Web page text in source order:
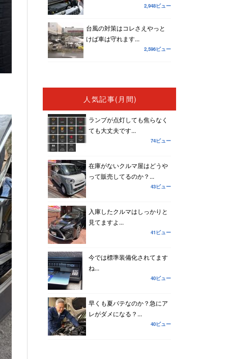
2,948ビュー
台風の対策はコレさえやっと
けば車は守れます...
2,596ビュー
人気記事(月間)
ランプが点灯しても焦らなく
ても大丈夫です...
74ビュー
在庫がないクルマ屋はどうや
って販売してるのか？...
43ビュー
入庫したクルマはしっかりと
見てますよ...
41ビュー
今では標準装備化されてます
ね...
40ビュー
早くも夏バテなのか？急にア
レがダメになる？...
40ビュー